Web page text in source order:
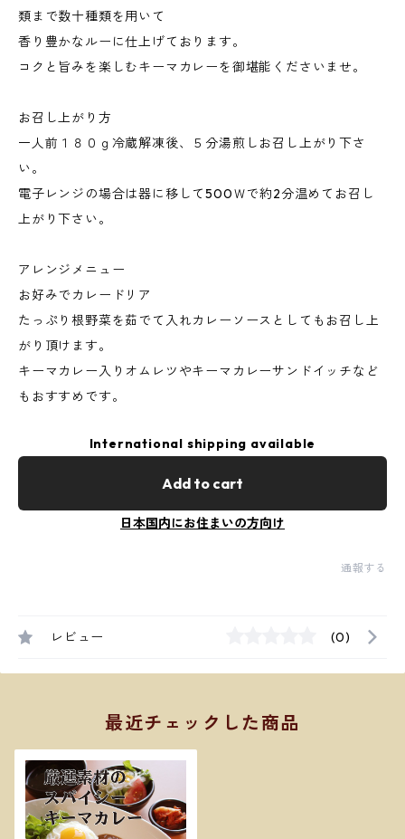
類まで数十種類を用いて
香り豊かなルーに仕上げております。
コクと旨みを楽しむキーマカレーを御堪能くださいませ。
お召し上がり方
一人前１８０ｇ冷蔵解凍後、５分湯煎しお召し上がり下さ
い。
電子レンジの場合は器に移して500Ｗで約2分温めてお召し
上がり下さい。
アレンジメニュー
お好みでカレードリア
たっぷり根野菜を茹でて入れカレーソースとしてもお召し上
がり頂けます。
キーマカレー入りオムレツやキーマカレーサンドイッチなど
もおすすめです。
International shipping available
Add to cart
日本国内にお住まいの方向け
通報する
レビュー (0)
最近チェックした商品